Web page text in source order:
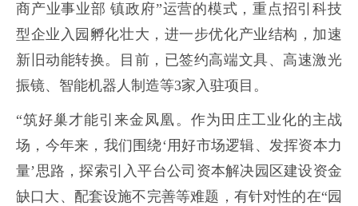
商产业事业部 镇政府”运营的模式，重点招引科技
型企业入园孵化壮大，进一步优化产业结构，加速
新旧动能转换。目前，已签约高端文具、高速激光
振镜、智能机器人制造等3家入驻项目。
“筑好巢才能引来金凤凰。作为田庄工业化的主战
场，今年来，我们围绕‘用好市场逻辑、发挥资本力
量’思路，探索引入平台公司资本解决园区建设资金
缺口大、配套设施不完善等难题，有针对性的在“园